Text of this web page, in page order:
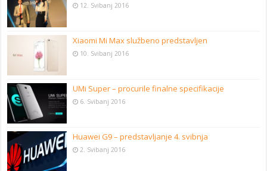
12. Svibanj 2016
Xiaomi Mi Max službeno predstavljen
10. Svibanj 2016
UMi Super – procurile finalne specifikacije
6. Svibanj 2016
Huawei G9 – predstavljanje 4. svibnja
2. Svibanj 2016